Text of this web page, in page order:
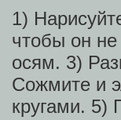
1)
чтобы он не
осям. 3)
Сожмите и
кругами. 5)